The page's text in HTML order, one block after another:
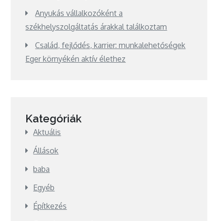
Anyukás vállalkozóként a
székhelyszolgáltatás árakkal találkoztam
Család, fejlődés, karrier: munkalehetőségek
Eger környékén aktív élethez
Kategóriák
Aktuális
Állások
baba
Egyéb
Építkezés